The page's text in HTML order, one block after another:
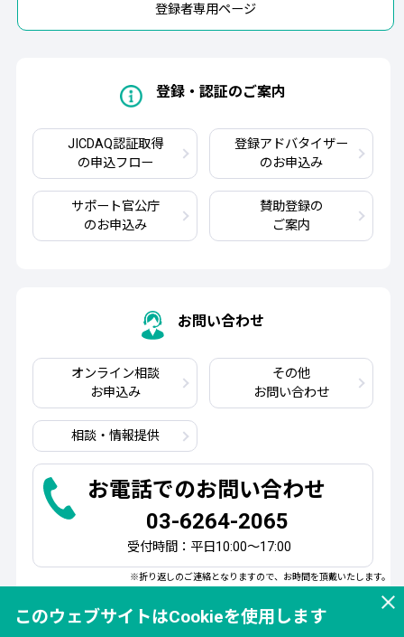
登録者専用ページ
登録・認証のご案内
JICDAQ認証取得
の申込フロー
登録アドバタイザー
のお申込み
サポート官公庁
のお申込み
賛助登録の
ご案内
お問い合わせ
オンライン相談
お申込み
その他
お問い合わせ
相談・情報提供
お電話でのお問い合わせ
03-6264-2065
受付時間：平日10:00～17:00
※折り返しのご連絡となりますので、お時間を頂戴いたします。
このウェブサイトはCookieを使用します